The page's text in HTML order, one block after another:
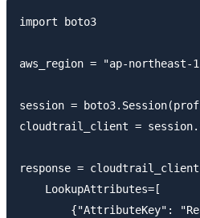
import boto3
aws_region = "ap-northeast-
session =
cloudtrail_client =
response =
    LookupAttributes=[
{"AttributeKey":